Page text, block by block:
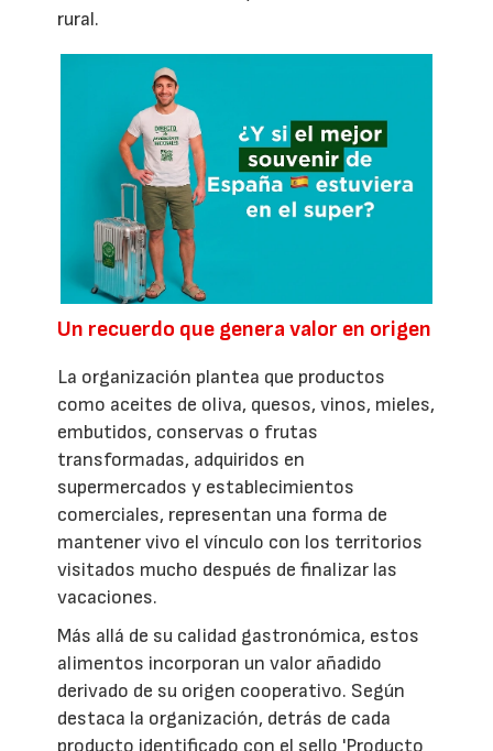
rural.
Un recuerdo que genera valor en origen
La organización plantea que productos
como aceites de oliva, quesos, vinos, mieles,
embutidos, conservas o frutas
transformadas, adquiridos en
supermercados y establecimientos
comerciales, representan una forma de
mantener vivo el vínculo con los territorios
visitados mucho después de finalizar las
vacaciones.
Más allá de su calidad gastronómica, estos
alimentos incorporan un valor añadido
derivado de su origen cooperativo. Según
destaca la organización, detrás de cada
producto identificado con el sello 'Producto